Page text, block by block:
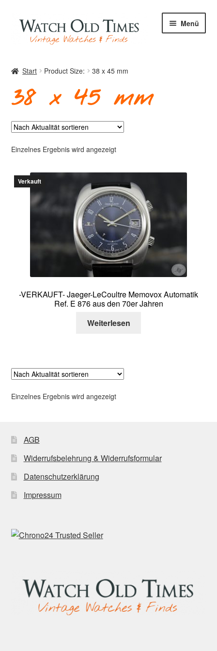
Zur
Navigation
springen
Zum
Inhalt
springen
Menü
Uhren
Archiv
Kontakt
Start Product Size: 38 x 45 mm
38 x 45 mm
Einzelnes Ergebnis wird angezeigt
Verkauft
-VERKAUFT- Jaeger-LeCoultre Memovox Automatik
Ref. E 876 aus den 70er Jahren
Weiterlesen
Einzelnes Ergebnis wird angezeigt
AGB
Widerrufsbelehrung & Widerrufsformular
Datenschutzerklärung
Impressum